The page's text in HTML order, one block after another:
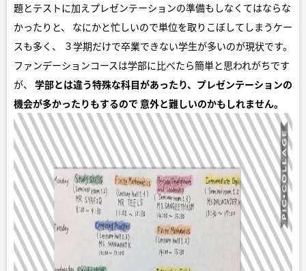
題とテストに加えプレゼンテーションの準備もしなくてはならな
かったりと、 なにかと忙しいので単位を取りこぼしてしまうケー
スも多く、 ３学期だけで卒業できない学生が多いのが現状です。
ファンデーションコースは学部に比べたら簡単と思われがちです
が、 学部とは違う特殊な科目があったり、プレゼンテーションの
機会が多かったりもするので 意外と難しいのかもしれません。